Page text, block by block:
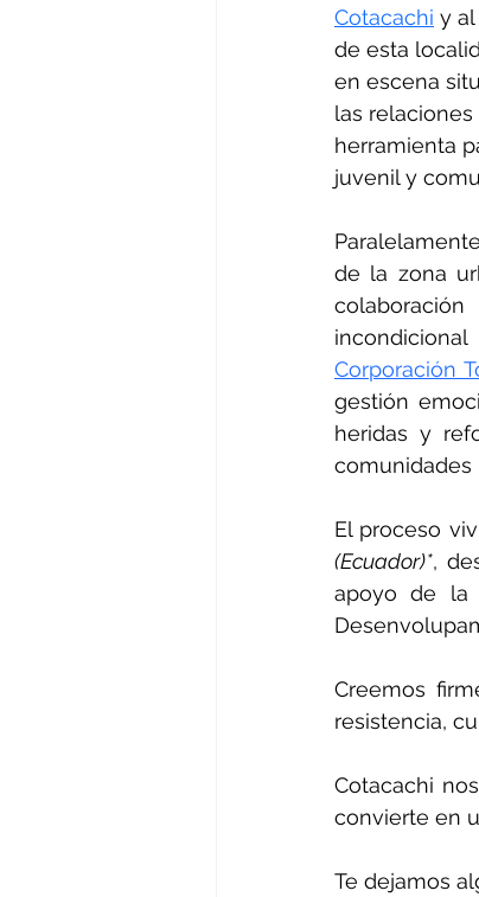
Cotacachi y
de esta
en escena
las
herramienta
juvenil y
de la zona
Corporación
gestión
heridas y
comunidades
El proceso
(Ecuador)*,
apoyo de
Creemos
resistencia,
Cotacachi
convierte en
Te dejamos